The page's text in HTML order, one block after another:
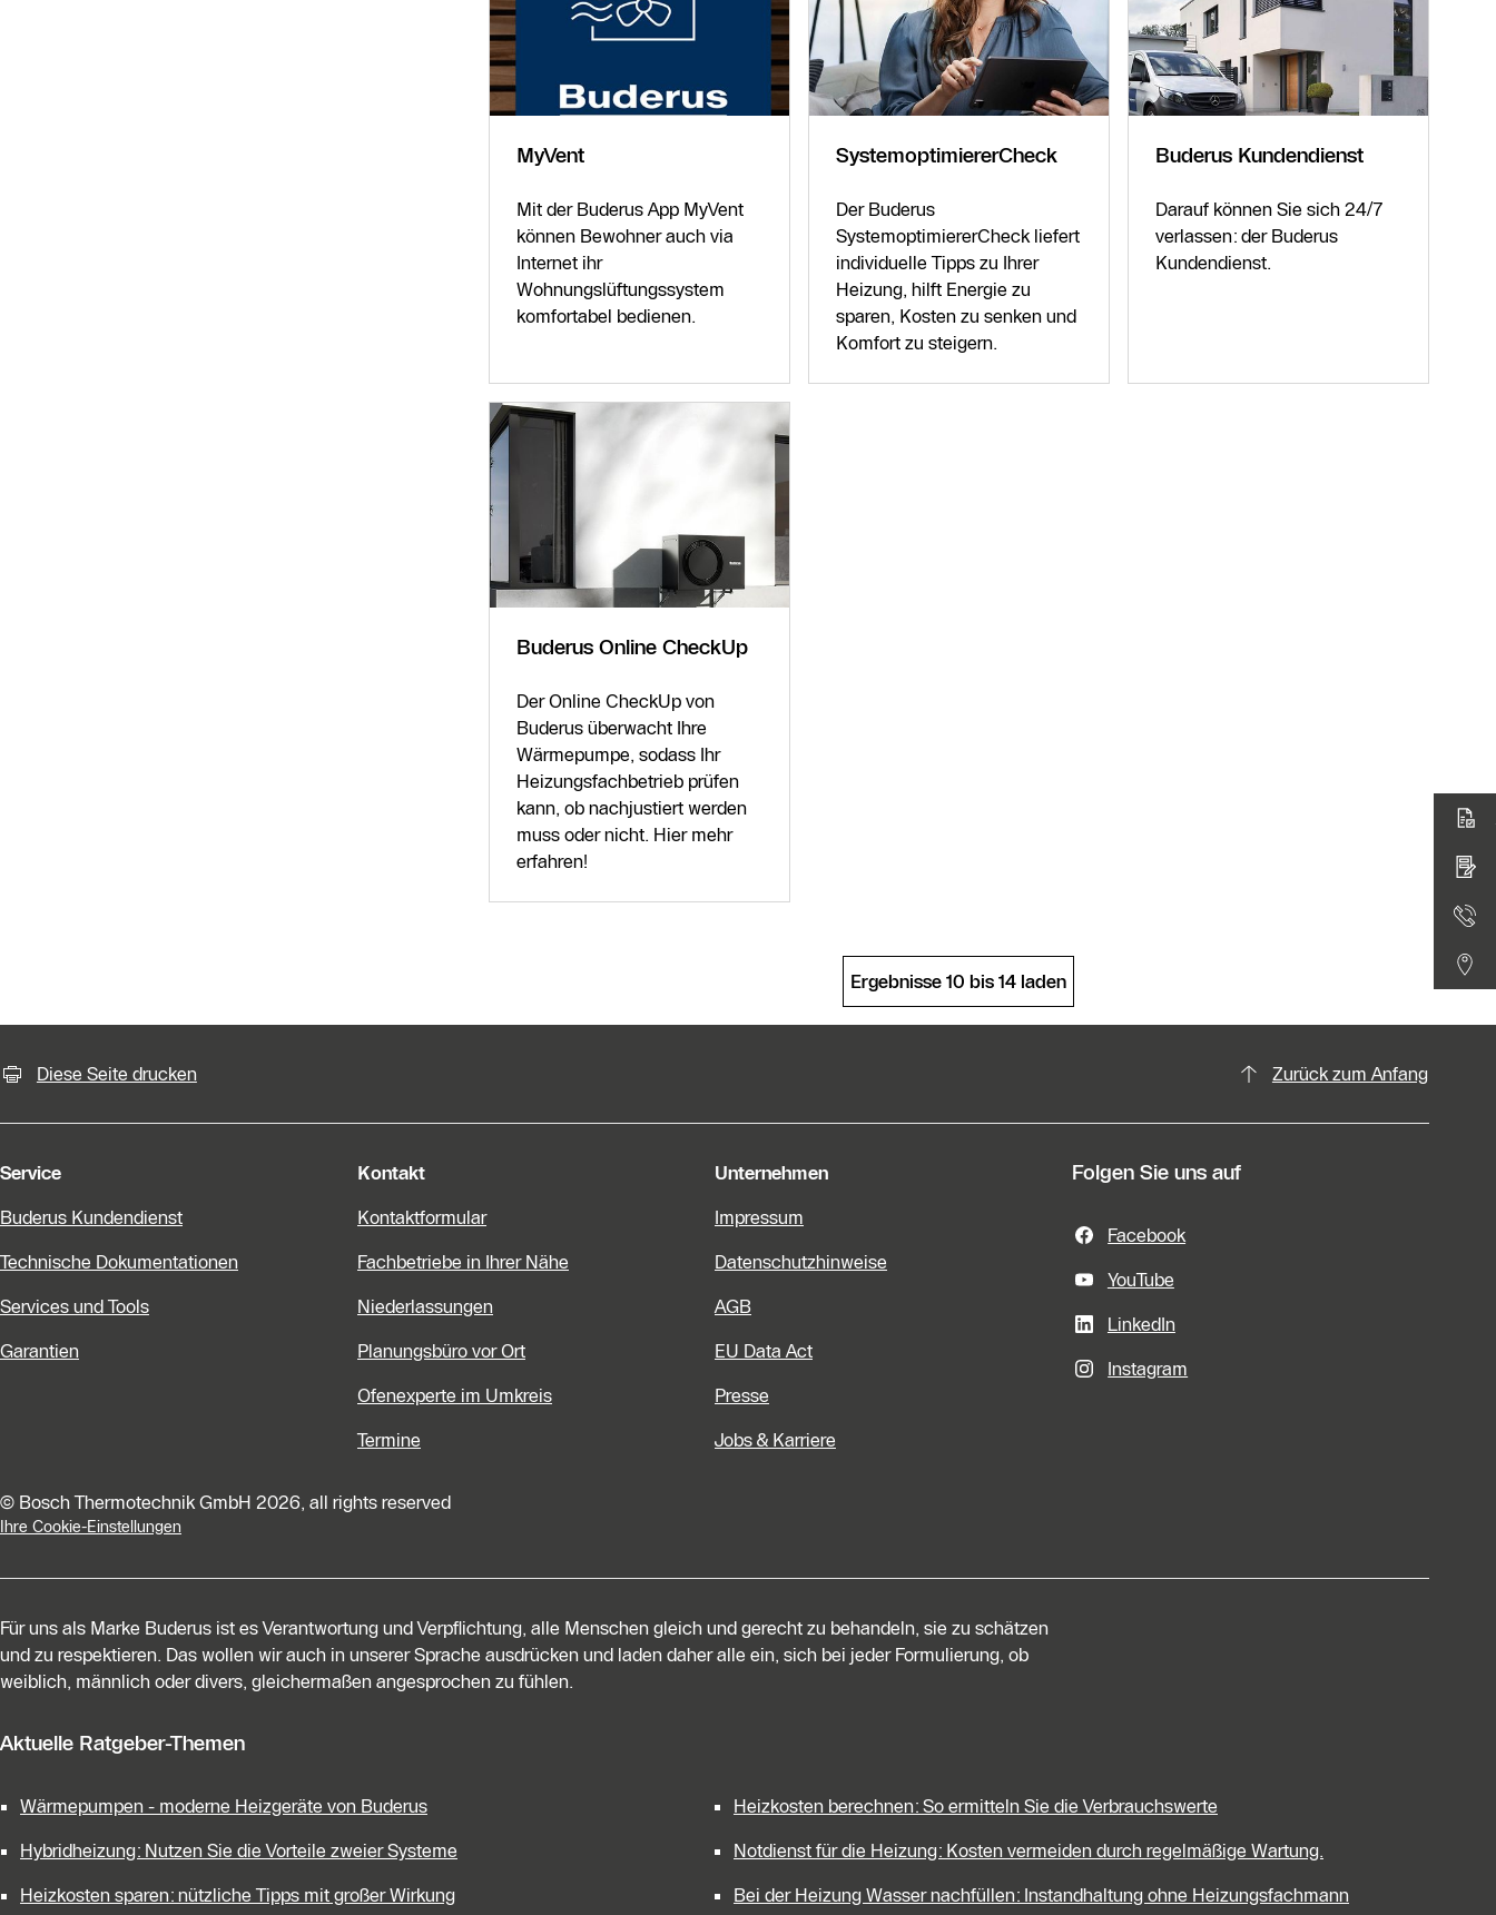
MyVent
Mit der Buderus App MyVent
können Bewohner auch via
Internet ihr
Wohnungslüftungssystem
komfortabel bedienen.
SystemoptimiererCheck
Der Buderus
SystemoptimiererCheck liefert
individuelle Tipps zu Ihrer
Heizung, hilft Energie zu
sparen, Kosten zu senken und
Komfort zu steigern.
Buderus Kundendienst
Darauf können Sie sich 24/7
verlassen: der Buderus
Kundendienst.
Buderus Online CheckUp
Der Online CheckUp von
Buderus überwacht Ihre
Wärmepumpe, sodass Ihr
Heizungsfachbetrieb prüfen
kann, ob nachjustiert werden
muss oder nicht. Hier mehr
erfahren!
Ergebnisse 10 bis 14 laden
Diese Seite drucken Zurück zum Anfang
Service
Buderus Kundendienst
Technische Dokumentationen
Services und Tools
Garantien
Kontakt
Kontaktformular
Fachbetriebe in Ihrer Nähe
Niederlassungen
Planungsbüro vor Ort
Ofenexperte im Umkreis
Termine
Unternehmen
Impressum
Datenschutzhinweise
AGB
EU Data Act
Presse
Jobs & Karriere
Folgen Sie uns auf
Facebook
YouTube
LinkedIn
Instagram
© Bosch Thermotechnik GmbH 2026, all rights reserved
Ihre Cookie-Einstellungen
Für uns als Marke Buderus ist es Verantwortung und Verpflichtung, alle Menschen gleich und gerecht zu behandeln, sie zu schätzen
und zu respektieren. Das wollen wir auch in unserer Sprache ausdrücken und laden daher alle ein, sich bei jeder Formulierung, ob
weiblich, männlich oder divers, gleichermaßen angesprochen zu fühlen.
Aktuelle Ratgeber-Themen
Wärmepumpen - moderne Heizgeräte von Buderus
Hybridheizung: Nutzen Sie die Vorteile zweier Systeme
Heizkosten sparen: nützliche Tipps mit großer Wirkung
Heizkosten berechnen: So ermitteln Sie die Verbrauchswerte
Notdienst für die Heizung: Kosten vermeiden durch regelmäßige Wartung.
Bei der Heizung Wasser nachfüllen: Instandhaltung ohne Heizungsfachmann